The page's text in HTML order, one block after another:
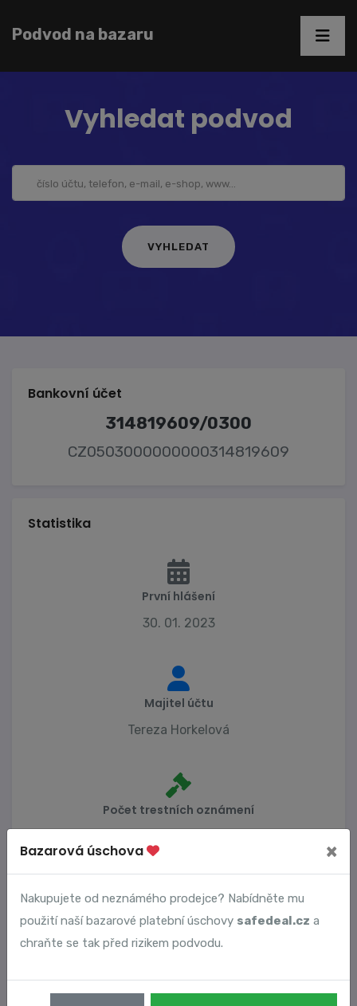
Podvod na bazaru
Vyhledat podvod
Bankovní účet
314819609/0300
CZ0503000000000314819609
Statistika
První hlášení
30. 01. 2023
Majitel účtu
Tereza Horkelová
Počet trestních oznámení
Vyhledané podvody
695 30. 01. 2023
Bazarová úschova ×
Nakupujete od neznámého prodejce? Nabídněte mu
použití naší bazarové platební úschovy safedeal.cz a
chraňte se tak před rizikem podvodu.